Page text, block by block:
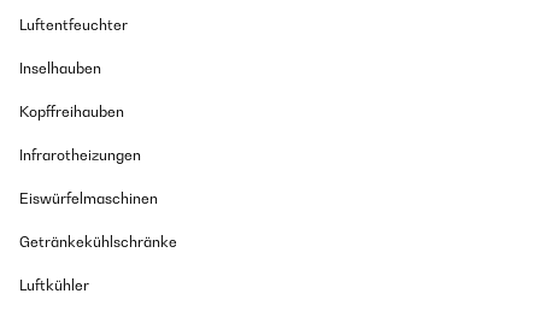
Luftentfeuchter
Inselhauben
Kopffreihauben
Infrarotheizungen
Eiswürfelmaschinen
Getränkekühlschränke
Luftkühler